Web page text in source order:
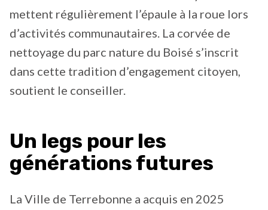
mettent régulièrement l’épaule à la roue lors
d’activités communautaires. La corvée de
nettoyage du parc nature du Boisé s’inscrit
dans cette tradition d’engagement citoyen,
soutient le conseiller.
Un legs pour les
générations futures
La Ville de Terrebonne a acquis en 2025